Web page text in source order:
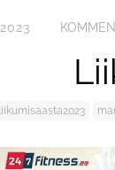
liikumisaasta2023